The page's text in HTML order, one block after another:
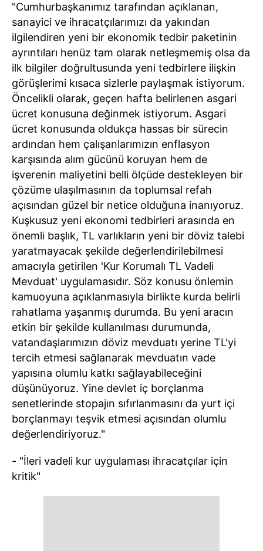
"Cumhurbaşkanımız tarafından açıklanan,
sanayici ve ihracatçılarımızı da yakından
ilgilendiren yeni bir ekonomik tedbir paketinin
ayrıntıları henüz tam olarak netleşmemiş olsa da
ilk bilgiler doğrultusunda yeni tedbirlere ilişkin
görüşlerimi kısaca sizlerle paylaşmak istiyorum.
Öncelikli olarak, geçen hafta belirlenen asgari
ücret konusuna değinmek istiyorum. Asgari
ücret konusunda oldukça hassas bir sürecin
ardından hem çalışanlarımızın enflasyon
karşısında alım gücünü koruyan hem de
işverenin maliyetini belli ölçüde destekleyen bir
çözüme ulaşılmasının da toplumsal refah
açısından güzel bir netice olduğuna inanıyoruz.
Kuşkusuz yeni ekonomi tedbirleri arasında en
önemli başlık, TL varlıkların yeni bir döviz talebi
yaratmayacak şekilde değerlendirilebilmesi
amacıyla getirilen 'Kur Korumalı TL Vadeli
Mevduat' uygulamasıdır. Söz konusu önlemin
kamuoyuna açıklanmasıyla birlikte kurda belirli
rahatlama yaşanmış durumda. Bu yeni aracın
etkin bir şekilde kullanılması durumunda,
vatandaşlarımızın döviz mevduatı yerine TL'yi
tercih etmesi sağlanarak mevduatın vade
yapısına olumlu katkı sağlayabileceğini
düşünüyoruz. Yine devlet iç borçlanma
senetlerinde stopajın sıfırlanmasını da yurt içi
borçlanmayı teşvik etmesi açısından olumlu
değerlendiriyoruz."
- "İleri vadeli kur uygulaması ihracatçılar için
kritik"